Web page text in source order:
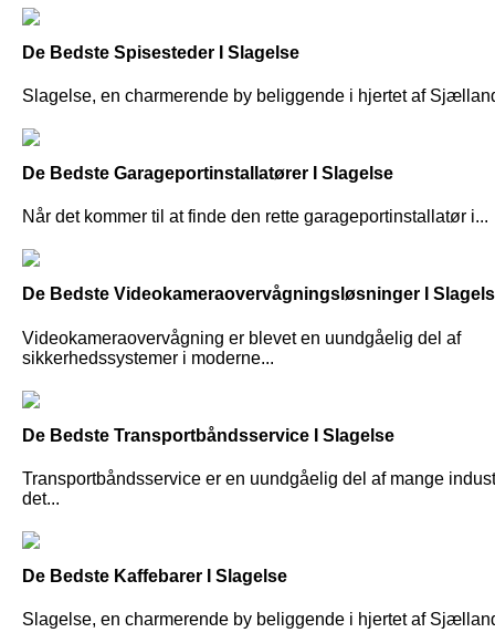
De Bedste Spisesteder I Slagelse
Slagelse, en charmerende by beliggende i hjertet af
De Bedste Garageportinstallatører I Slagelse
Når det kommer til at finde den rette garageportinstallatør i...
De Bedste Videokameraovervågningsløsninger I
Videokameraovervågning er blevet en uundgåelig del af
sikkerhedssystemer i moderne...
De Bedste Transportbåndsservice I Slagelse
Transportbåndsservice er en uundgåelig del af mange
det...
De Bedste Kaffebarer I Slagelse
Slagelse, en charmerende by beliggende i hjertet af